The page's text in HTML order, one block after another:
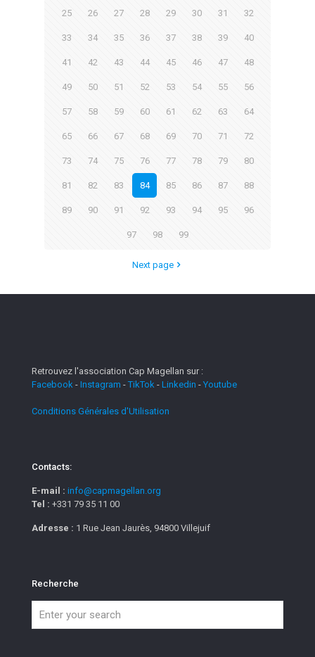
25 26 27 28 29 30 31 32
33 34 35 36 37 38 39 40
41 42 43 44 45 46 47 48
49 50 51 52 53 54 55 56
57 58 59 60 61 62 63 64
65 66 67 68 69 70 71 72
73 74 75 76 77 78 79 80
81 82 83 84 85 86 87 88
89 90 91 92 93 94 95 96
97 98 99
Next page
Retrouvez l'association Cap Magellan sur :
Facebook - Instagram -TikTok - Linkedin - Youtube
Conditions Générales d'Utilisation
Contacts:
E-mail : info@capmagellan.org
Tel : +331 79 35 11 00
Adresse : 1 Rue Jean Jaurès, 94800 Villejuif
Recherche